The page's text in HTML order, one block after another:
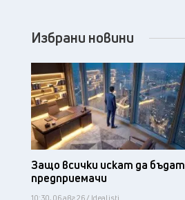
Избрани новини
Защо всички искат да бъдат
предприемачи
10:30, 06 авг 26 / Idealisti